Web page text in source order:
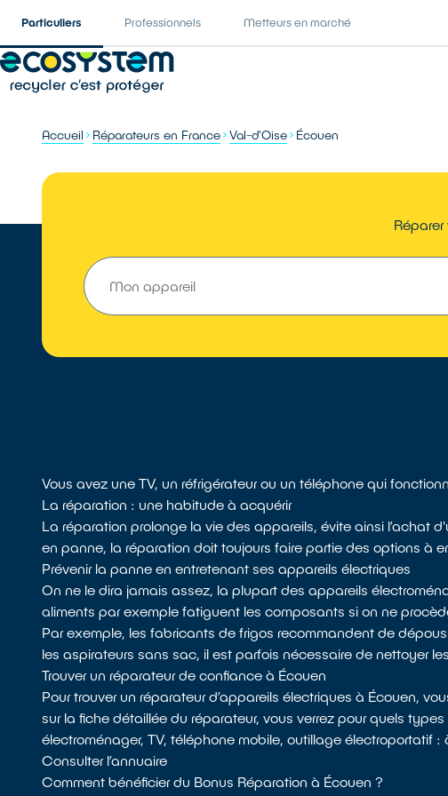
Particuliers Professionnels Metteurs en marché
Accueil Réparateurs en France Val-d'Oise Écouen
Vous avez une TV, un réfrigérateur ou un téléphone qui
La réparation : une habitude à acquérir
La réparation prolonge la vie des appareils, évite ainsi l’achat
en panne, la réparation doit toujours faire partie des options à
Prévenir la panne en entretenant ses appareils électriques
On ne le dira jamais assez, la plupart des appareils
aliments par exemple fatiguent les composants si on ne
Par exemple, les fabricants de frigos recommandent de
les aspirateurs sans sac, il est parfois nécessaire de nettoyer
Trouver un réparateur de confiance à Écouen
Pour trouver un réparateur d’appareils électriques à Écouen,
sur la fiche détaillée du réparateur, vous verrez pour quels
électroménager, TV, téléphone mobile, outillage électroportatif
Consulter l’annuaire
Comment bénéficier du Bonus Réparation à Écouen ?